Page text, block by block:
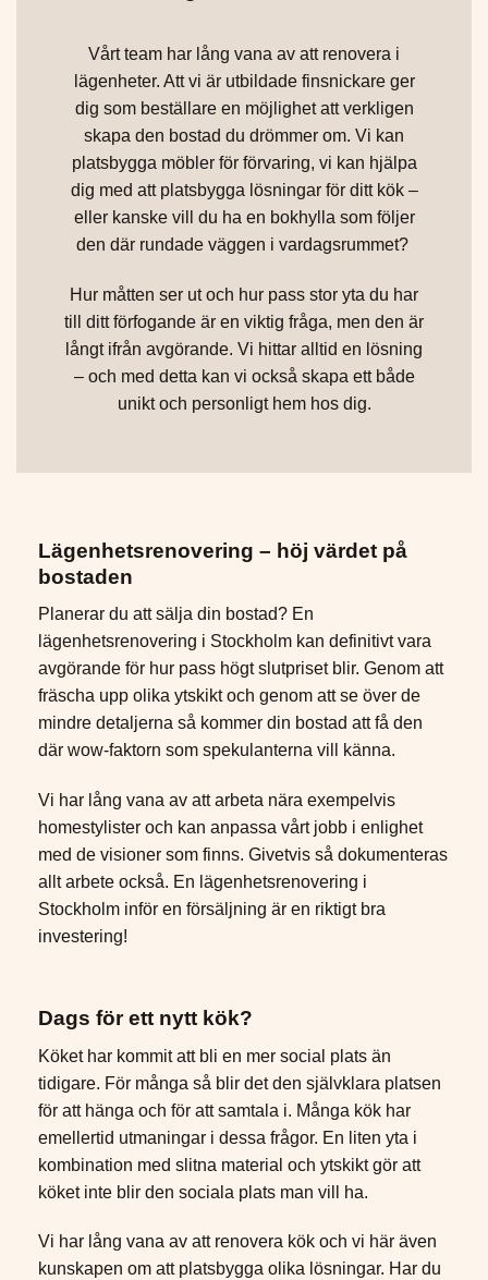
Vårt team har lång vana av att renovera i
lägenheter. Att vi är utbildade finsnickare ger
dig som beställare en möjlighet att verkligen
skapa den bostad du drömmer om. Vi kan
platsbygga möbler för förvaring, vi kan hjälpa
dig med att platsbygga lösningar för ditt kök –
eller kanske vill du ha en bokhylla som följer
den där rundade väggen i vardagsrummet?
Hur måtten ser ut och hur pass stor yta du har
till ditt förfogande är en viktig fråga, men den är
långt ifrån avgörande. Vi hittar alltid en lösning
– och med detta kan vi också skapa ett både
unikt och personligt hem hos dig.
Lägenhetsrenovering – höj värdet på
bostaden
Planerar du att sälja din bostad? En
lägenhetsrenovering i Stockholm kan definitivt vara
avgörande för hur pass högt slutpriset blir. Genom att
fräscha upp olika ytskikt och genom att se över de
mindre detaljerna så kommer din bostad att få den
där wow-faktorn som spekulanterna vill känna.
Vi har lång vana av att arbeta nära exempelvis
homestylister och kan anpassa vårt jobb i enlighet
med de visioner som finns. Givetvis så dokumenteras
allt arbete också. En lägenhetsrenovering i
Stockholm inför en försäljning är en riktigt bra
investering!
Dags för ett nytt kök?
Köket har kommit att bli en mer social plats än
tidigare. För många så blir det den självklara platsen
för att hänga och för att samtala i. Många kök har
emellertid utmaningar i dessa frågor. En liten yta i
kombination med slitna material och ytskikt gör att
köket inte blir den sociala plats man vill ha.
Vi har lång vana av att renovera kök och vi här även
kunskapen om att platsbygga olika lösningar. Har du